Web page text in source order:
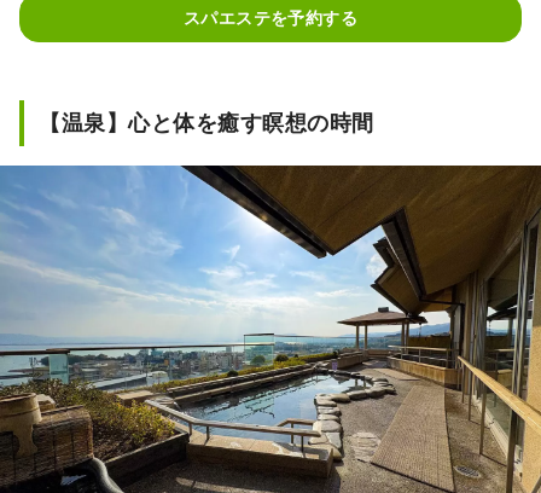
スパエステを予約する
【温泉】心と体を癒す瞑想の時間